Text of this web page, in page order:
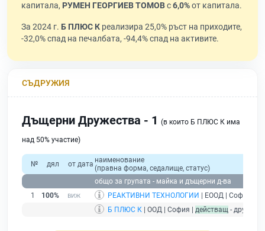
капитала, РУМЕН ГЕОРГИЕВ ТОМОВс6,0%от капитала.
За 2024 г. Б ПЛЮС К реализира 25,0% ръст на приходите,
-32,0% спад на печалбата, -94,4% спад на активите.
СЪДРУЖИЯ
Дъщерни Дружества - 1 (в които Б ПЛЮС К има
над 50% участие)
№ дял от дата наименование
(правна форма, седалище, статус)
общо за групата - майка и дъщерни д-ва
1
100% РЕАКТИВНИ ТЕХНОЛОГИИ | ЕООД | София |
Б ПЛЮС К | ООД | София | действащ -